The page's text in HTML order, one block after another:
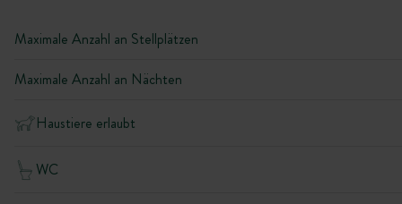
Maximale Anzahl an Stellplätzen
Maximale Anzahl an Nächten
Haustiere erlaubt
WC